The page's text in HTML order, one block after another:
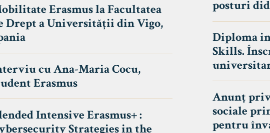
Erasmus la Facultatea
Drept a Universității din Vigo,
cu Ana-Maria Cocu,
Erasmus
Intensive Erasmus+ :
Strategies in the
posturi
Diploma
Skills.
universitar
Anunț
sociale
pentru